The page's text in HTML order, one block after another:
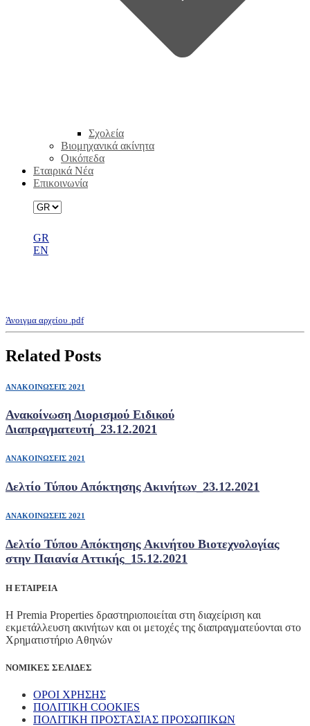
Σχολεία
Βιομηχανικά ακίνητα
Οικόπεδα
Εταιρικά Νέα
Επικοινωνία
GR
EN
Άνοιγμα αρχείου .pdf
Related Posts
ΑΝΑΚΟΙΝΩΣΕΙΣ 2021
Ανακοίνωση Διορισμού Ειδικού
Διαπραγματευτή_23.12.2021
ΑΝΑΚΟΙΝΩΣΕΙΣ 2021
Δελτίο Τύπου Απόκτησης Ακινήτων_23.12.2021
ΑΝΑΚΟΙΝΩΣΕΙΣ 2021
Δελτίο Τύπου Απόκτησης Ακινήτου Βιοτεχνολογίας
στην Παιανία Αττικής_15.12.2021
Η ΕΤΑΙΡΕΙΑ
Η Premia Properties δραστηριοποιείται στη διαχείριση και
εκμετάλλευση ακινήτων και οι μετοχές της διαπραγματεύονται στο
Χρηματιστήριο Αθηνών
ΝΟΜΙΚΕΣ ΣΕΛΙΔΕΣ
ΟΡΟΙ ΧΡΗΣΗΣ
ΠΟΛΙΤΙΚΗ COOKIES
ΠΟΛΙΤΙΚΗ ΠΡΟΣΤΑΣΙΑΣ ΠΡΟΣΩΠΙΚΩΝ